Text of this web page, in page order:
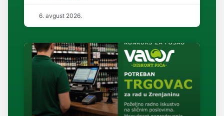
6. avgust 2026.